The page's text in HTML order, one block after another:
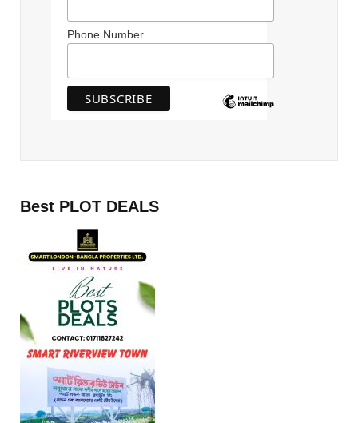
Phone Number
Best PLOT DEALS